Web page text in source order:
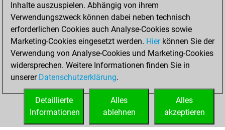
You created
your Studies account
Studies
Mittwoch,
März 30, 2022
You created
your Fritz account
Inhalte auszuspielen. Abhängig von ihrem
Verwendungszweck können dabei neben technisch
erforderlichen Cookies auch Analyse-Cookies sowie
Marketing-Cookies eingesetzt werden. Hierkönnen Sie der
Verwendung von Analyse-Cookies und Marketing-Cookies
widersprechen. Weitere Informationen finden Sie in
unserer Datenschutzerklärung.
Alles
akzeptieren
Alles
ablehnen
Detaillierte
Informationen